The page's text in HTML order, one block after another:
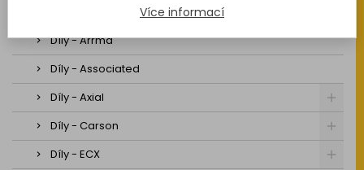
Díly - Arrma
Díly - Associated
Díly - Axial
Díly - Carson
Díly - ECX
Více informací